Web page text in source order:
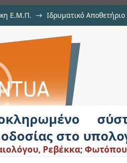
Ε.Μ.Π. → Ιδρυματικό Αποθετήριο
στο
Ρεβέκκα;